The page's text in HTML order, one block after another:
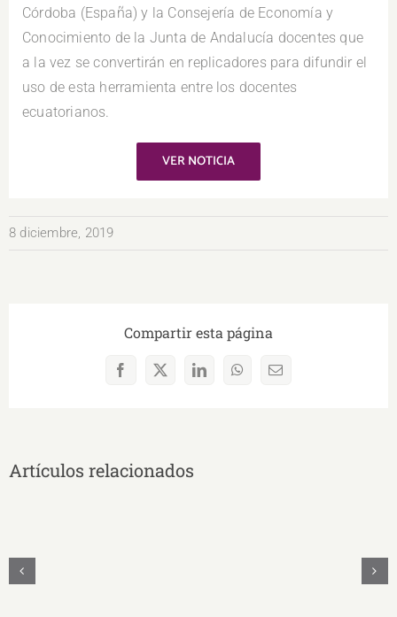
Córdoba (España) y la Consejería de Economía y
Conocimiento de la Junta de Andalucía docentes que
a la vez se convertirán en replicadores para difundir el
uso de esta herramienta entre los docentes
ecuatorianos.
VER NOTICIA
8 diciembre, 2019
Compartir esta página
Facebook
X LinkedInWhatsAppCorreo
Artículos relacionados